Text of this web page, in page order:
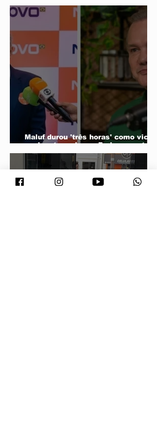
eletivas
Maluf durou 'três horas' como vice;
acabou trocado por Farina em ata do
PL